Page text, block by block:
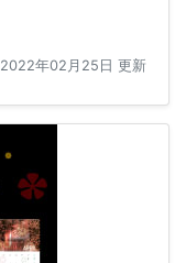
2022年02月25日 更新